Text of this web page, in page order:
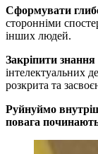
Сформувати
сторонніми
інших людей.
Закріпити
інтелектуальних
розкрита та
Руйнуймо
повага